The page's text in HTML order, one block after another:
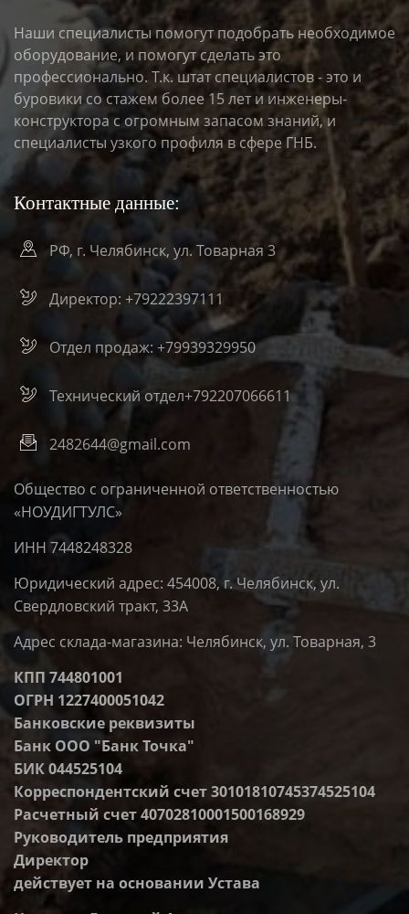
Наши специалисты помогут подобрать необходимое
оборудование, и помогут сделать это
профессионально. Т.к. штат специалистов - это и
буровики со стажем более 15 лет и инженеры-
конструктора с огромным запасом знаний, и
специалисты узкого профиля в сфере ГНБ.
Контактные данные:
РФ, г. Челябинск, ул. Товарная 3
Директор: +79222397111
Отдел продаж: +79939329950
Технический отдел+792207066611
2482644@gmail.com
Общество с ограниченной ответственностью
«НОУДИГТУЛС»
ИНН 7448248328
Юридический адрес: 454008, г. Челябинск, ул.
Свердловский тракт, 33А
Адрес склада-магазина: Челябинск, ул. Товарная, 3
КПП 744801001
ОГРН 1227400051042
Банковские реквизиты
Банк ООО "Банк Точка"
БИК 044525104
Корреспондентский счет 30101810745374525104
Расчетный счет 40702810001500168929
Руководитель предприятия
Директор
действует на основании Устава